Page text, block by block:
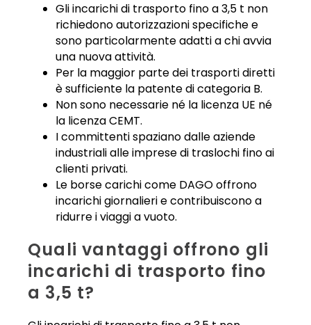
Gli incarichi di trasporto fino a 3,5 t non
richiedono autorizzazioni specifiche e
sono particolarmente adatti a chi avvia
una nuova attività.
Per la maggior parte dei trasporti diretti
è sufficiente la patente di categoria B.
Non sono necessarie né la licenza UE né
la licenza CEMT.
I committenti spaziano dalle aziende
industriali alle imprese di traslochi fino ai
clienti privati.
Le borse carichi come DAGO offrono
incarichi giornalieri e contribuiscono a
ridurre i viaggi a vuoto.
Quali vantaggi offrono gli
incarichi di trasporto fino
a 3,5 t?